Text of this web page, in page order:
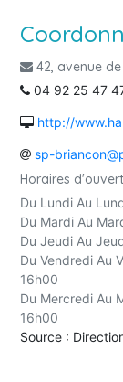
42, avenue
04 92 25 47
http://
sp-
Horaires
Du Lundi Au
Du Mardi Au
Du Jeudi Au
Du Vendredi Au
16h00
Du Mercredi Au
16h00
Source :